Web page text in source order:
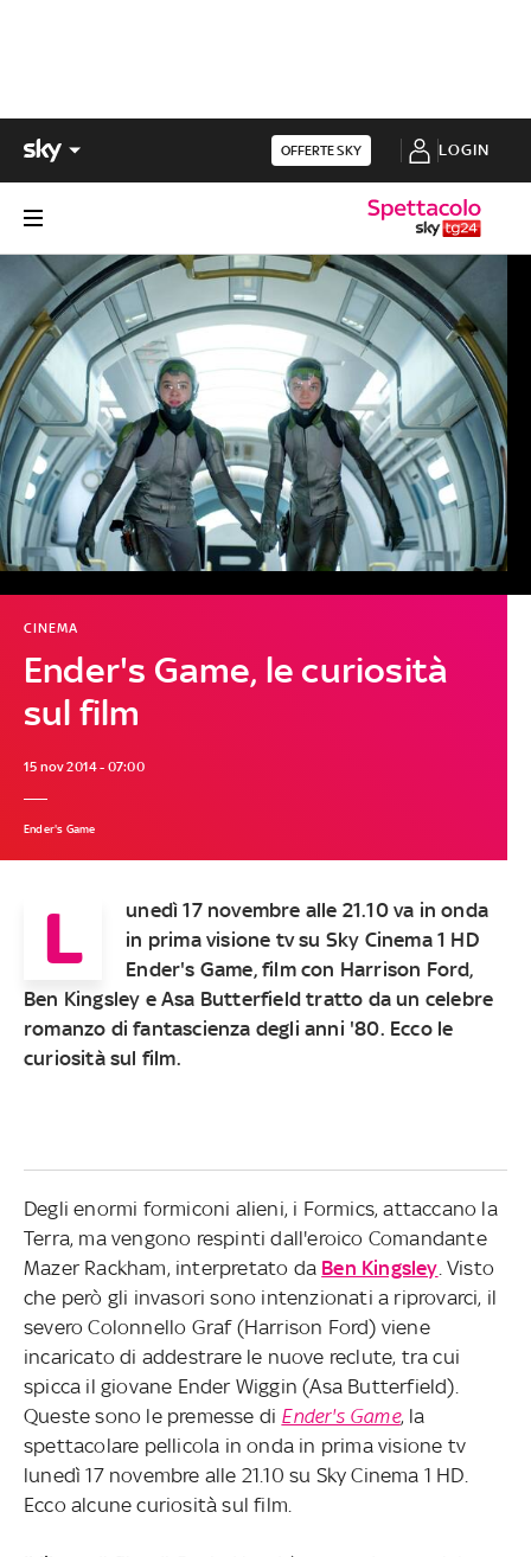
OFFERTE SKY LOGIN
Ender's Game, le curiosità
sul film
CINEMA
15 nov 2014 - 07:00
Ender's Game
L
unedì 17 novembre alle 21.10 va in onda
in prima visione tv su Sky Cinema 1 HD
Ender's Game, film con Harrison Ford,
Ben Kingsley e Asa Butterfield tratto da un celebre
romanzo di fantascienza degli anni '80. Ecco le
curiosità sul film.
Degli enormi formiconi alieni, i Formics, attaccano la
Terra, ma vengono respinti dall'eroico Comandante
Mazer Rackham, interpretato da Ben Kingsley. Visto
che però gli invasori sono intenzionati a riprovarci, il
severo Colonnello Graf (Harrison Ford) viene
incaricato di addestrare le nuove reclute, tra cui
spicca il giovane Ender Wiggin (Asa Butterfield).
Queste sono le premesse di Ender's Game, la
spettacolare pellicola in onda in prima visione tv
lunedì 17 novembre alle 21.10 su Sky Cinema 1 HD.
Ecco alcune curiosità sul film.